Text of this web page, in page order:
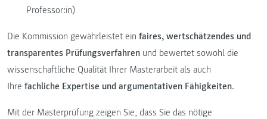
Professor:in)
Die Kommission gewährleistet ein faires, wertschätzendes und
transparentes Prüfungsverfahren und bewertet sowohl die
wissenschaftliche Qualität Ihrer Masterarbeit als auch
Ihre fachliche Expertise und argumentativen Fähigkeiten.
Mit der Masterprüfung zeigen Sie, dass Sie das nötige